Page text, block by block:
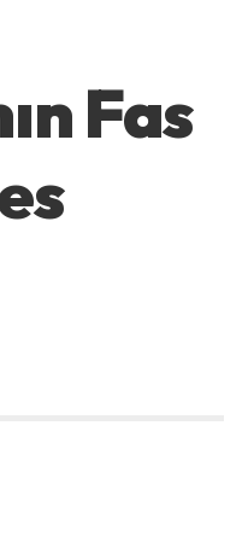
Fas